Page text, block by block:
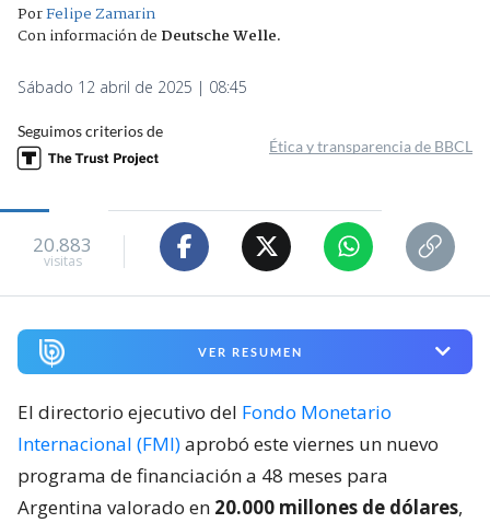
PorFelipe Zamarin
Con información de Deutsche Welle.
Sábado 12 abril de 2025 | 08:45
Seguimos criterios de
Ética y transparencia de BBCL
20.883
visitas
VER RESUMEN
El directorio ejecutivo del Fondo Monetario
Internacional (FMI)aprobó este viernes un nuevo
programa de financiación a 48 meses para
Argentina valorado en 20.000 millones de dólares,